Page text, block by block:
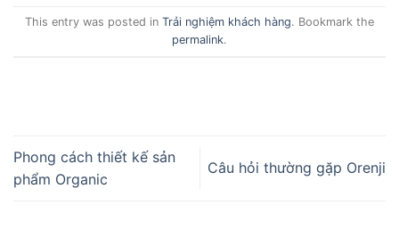
This entry was posted in Trải nghiệm khách hàng. Bookmark the
permalink.
Phong cách thiết kế sản
phẩm Organic
Câu hỏi thường gặp Orenji